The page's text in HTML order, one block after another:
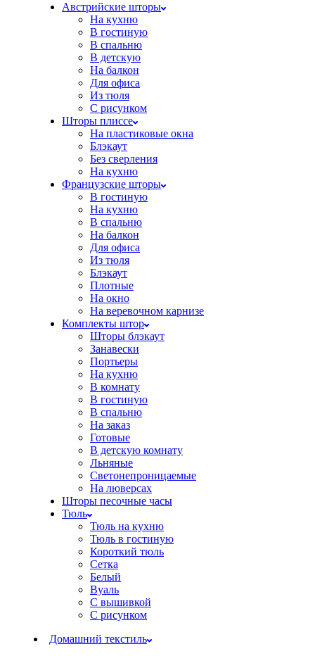
Австрийские шторы
На кухню
В гостиную
В спальню
В детскую
На балкон
Для офиса
Из тюля
С рисунком
Шторы плиссе
На пластиковые окна
Блэкаут
Без сверления
На кухню
Французские шторы
В гостиную
На кухню
В спальню
На балкон
Для офиса
Из тюля
Блэкаут
Плотные
На окно
На веревочном карнизе
Комплекты штор
Шторы блэкаут
Занавески
Портьеры
На кухню
В комнату
В гостиную
В спальню
На заказ
Готовые
В детскую комнату
Льняные
Светонепроницаемые
На люверсах
Шторы песочные часы
Тюль
Тюль на кухню
Тюль в гостиную
Короткий тюль
Сетка
Белый
Вуаль
С вышивкой
С рисунком
Домашний текстиль